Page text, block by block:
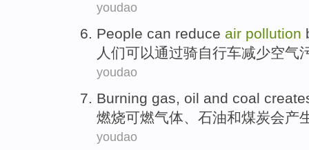
youdao
People can reduce air pollution
人 们可以通过骑自行车减少空气
youdao
Burning gas, oil and coal
燃烧可燃气体、石油和煤炭会产
youdao